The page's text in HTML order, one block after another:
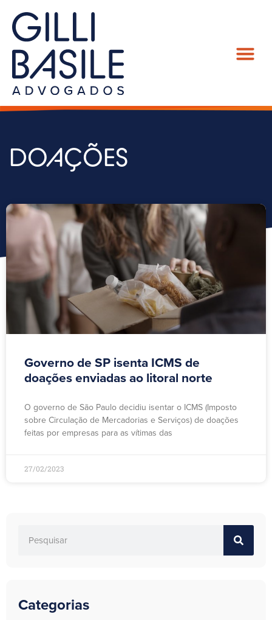
DOAÇÕES
Governo de SP isenta ICMS de
doações enviadas ao litoral norte
O governo de São Paulo decidiu isentar o ICMS (Imposto
sobre Circulação de Mercadorias e Serviços) de doações
feitas por empresas para as vítimas das
27/02/2023
Categorias